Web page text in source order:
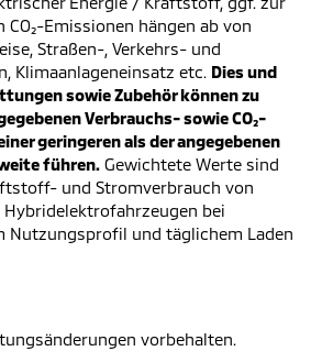
CO₂-Emissionen hängen ab von
Straßen-, Verkehrs- und
Klimaanlageneinsatz etc. Dies und
sowie Zubehör können zu
Verbrauchs- sowie CO₂-
geringeren als der angegebenen
führen. Gewichtete Werte sind
und Stromverbrauch von
bei
Nutzungsprofil und täglichem Laden
vorbehalten.